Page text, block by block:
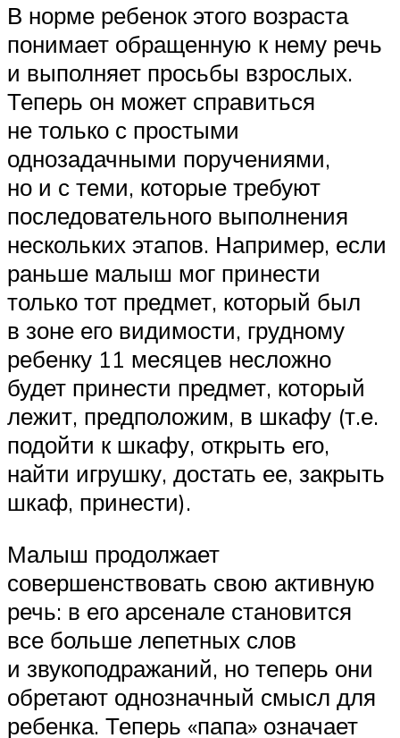
В норме ребенок этого возраста
понимает обращенную к нему речь
и выполняет просьбы взрослых.
Теперь он может справиться
не только с простыми
однозадачными поручениями,
но и с теми, которые требуют
последовательного выполнения
нескольких этапов. Например, если
раньше малыш мог принести
только тот предмет, который был
в зоне его видимости, грудному
ребенку 11 месяцев несложно
будет принести предмет, который
лежит, предположим, в шкафу (т.е.
подойти к шкафу, открыть его,
найти игрушку, достать ее, закрыть
шкаф, принести).
Малыш продолжает
совершенствовать свою активную
речь: в его арсенале становится
все больше лепетных слов
и звукоподражаний, но теперь они
обретают однозначный смысл для
ребенка. Теперь «папа» означает